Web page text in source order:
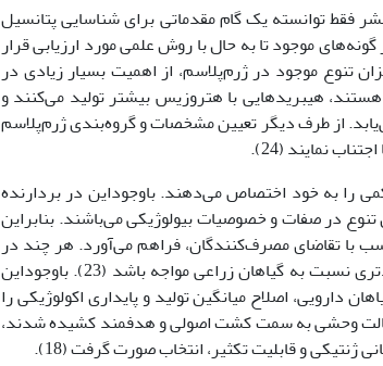
فقط توانسته یک گام مقدماتی برای شناسایی پتانسیل
بررسی‌های انجام شده، تنها حدود 10 درصد از گونه‌های موجود تا به حال با روش علمی مورد ارزیابی قرار
و میزان تنوع موجود در ژرم‌پلاسم، از اهمیت بسیار زیادی در
هیبریدهایی با هتروزیس بیشتر تولید می‌کنند و
از طرف دیگر تعیین مشخصات و گروه‌بندی ژرم‌پلاسم
نمایند (24).
را به خود اختصاص می‌دهند. باوجوداین در بردارنده
در صفات و خصوصیات بیولوژیکی می‌باشند. بنابراین
با تقاضای مصرف‌کنندگان، فراهم می‌آورد. هر چند در
این راه مسائلی موجب گردیده است تا اصلاح گیاهان دارویی با روند کندتری نسبت به گیاهان زراعی مواجه باشد (23). باوجوداین
دارویی، اصلاح میانگین تولید و پایداری اکولوژیکی را
گونه‌ها از حالت وحشی به سمت کشت اصولی و هدفمند کشیده شدند،
ژنتیکی و قابلیت تکثیر، انتخاب صورت گرفت (18).